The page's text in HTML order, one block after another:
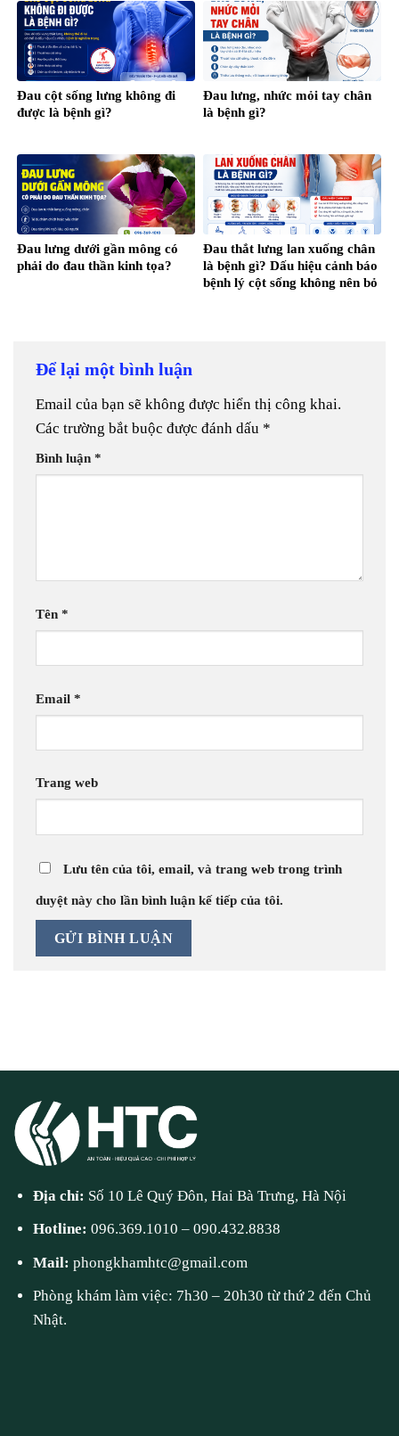
Đau cột sống lưng không đi
được là bệnh gì?
Đau lưng, nhức mỏi tay chân
là bệnh gì?
Đau lưng dưới gần mông có
phải do đau thần kinh tọa?
Đau thắt lưng lan xuống chân
là bệnh gì? Dấu hiệu cảnh báo
bệnh lý cột sống không nên bỏ
Để lại một bình luận
Email của bạn sẽ không được hiển thị công khai.
Các trường bắt buộc được đánh dấu *
Bình luận *
Tên *
Email *
Trang web
Lưu tên của tôi, email, và trang web trong trình
duyệt này cho lần bình luận kế tiếp của tôi.
Địa chỉ: Số 10 Lê Quý Đôn, Hai Bà Trưng, Hà Nội
Hotline:096.369.1010 –090.432.8838
Mail:phongkhamhtc@gmail.com
Phòng khám làm việc: 7h30 – 20h30 từ thứ 2 đến Chủ
Nhật.